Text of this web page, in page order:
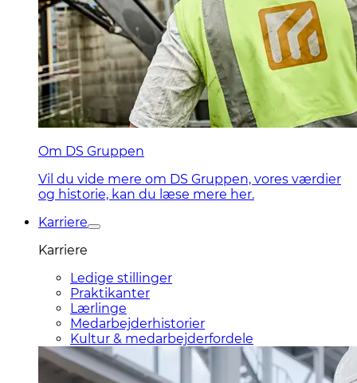
Om DS Gruppen
Vil du vide mere om DS Gruppen, vores værdier
og historie, kan du læse mere her.
Karriere
Karriere
Ledige stillinger
Praktikanter
Lærlinge
Medarbejderhistorier
Kultur & medarbejderfordele